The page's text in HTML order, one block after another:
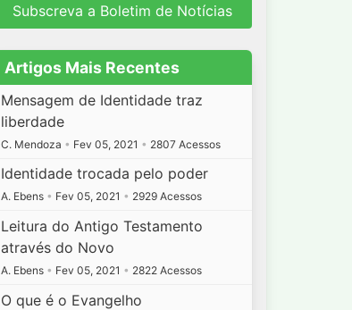
Subscreva a Boletim de Notícias
Artigos Mais Recentes
Mensagem de Identidade traz
liberdade
C. Mendoza • Fev 05, 2021 • 2807 Acessos
Identidade trocada pelo poder
A. Ebens • Fev 05, 2021 • 2929 Acessos
Leitura do Antigo Testamento
através do Novo
A. Ebens • Fev 05, 2021 • 2822 Acessos
O que é o Evangelho